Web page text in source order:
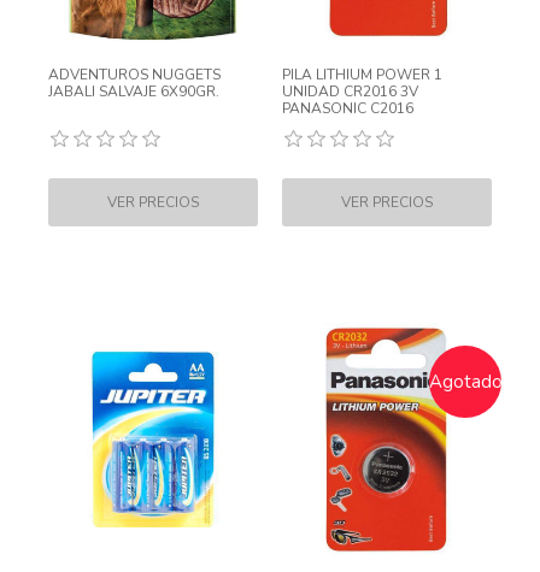
ADVENTUROS NUGGETS
JABALI SALVAJE 6X90GR.
PILA LITHIUM POWER 1
UNIDAD CR2016 3V
PANASONIC C2016
Agotado